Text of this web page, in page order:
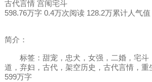
古代言情 宫闱宅斗
598.76万字 0.4万次阅读 128.2万累计人气值
简介：
标签：甜宠，忠犬，女强，二婚，宅斗
道，弃妇，古代，架空历史，古代言情，重
599万字